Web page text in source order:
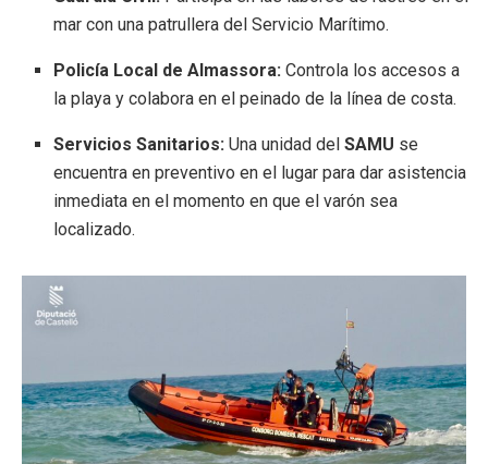
mar con una patrullera del Servicio Marítimo.
Policía Local de Almassora: Controla los accesos a
la playa y colabora en el peinado de la línea de costa.
Servicios Sanitarios: Una unidad delSAMU se
encuentra en preventivo en el lugar para dar asistencia
inmediata en el momento en que el varón sea
localizado.